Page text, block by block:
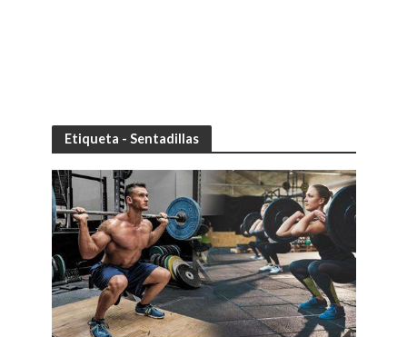
Etiqueta - Sentadillas